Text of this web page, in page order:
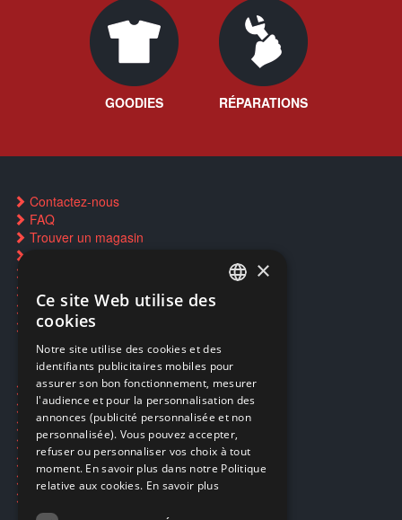
GOODIES RÉPARATIONS
Contactez-nous
FAQ
Trouver un magasin
Restauration CD griffés
Réparations & SAV
Smartpoints
Ecogaming
Expédition & retours
Confidentialité
Conditions générales
EA Sport UFC 6
Call of Duty: Modern Warfare 4
Rachat et revente de jeux en cash
ENGLISH
×
Ce site Web utilise des
cookies
Notre site utilise des cookies et des
identifiants publicitaires mobiles pour
assurer son bon fonctionnement, mesurer
l'audience et pour la personnalisation des
annonces (publicité personnalisée et non
personnalisée). Vous pouvez accepter,
refuser ou personnaliser vos choix à tout
moment. En savoir plus dans notre Politique
relative aux cookies. En savoir plus